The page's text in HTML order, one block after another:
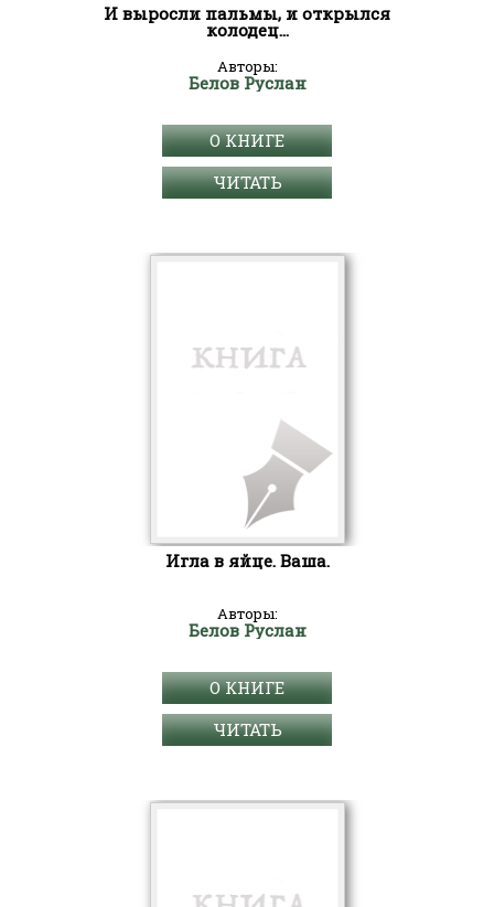
И выросли пальмы, и открылся
колодец...
Авторы:
Белов Руслан
О КНИГЕ
ЧИТАТЬ
Игла в яйце. Ваша.
Авторы:
Белов Руслан
О КНИГЕ
ЧИТАТЬ